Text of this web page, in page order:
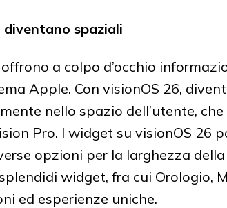
spaziali
a colpo d’occhio
Apple. Con visionOS 26,
nello spazio dell’utente,
Pro. I widget su visionOS 26
opzioni per la larghezza
widget, fra cui Orologio,
ed esperienze uniche.